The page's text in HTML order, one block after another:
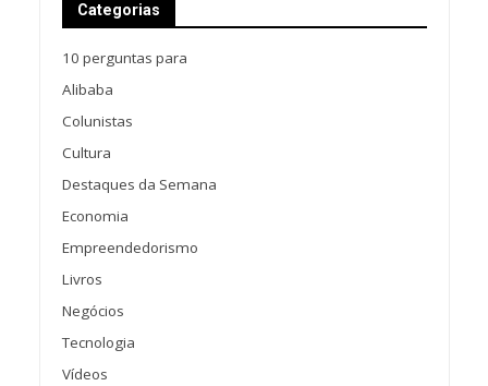
Categorias
10 perguntas para
Alibaba
Colunistas
Cultura
Destaques da Semana
Economia
Empreendedorismo
Livros
Negócios
Tecnologia
Vídeos